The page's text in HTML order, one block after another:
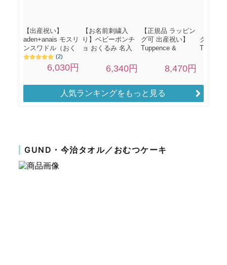
人気ランキングをもっと見る
GUND・今治タオル／おむつケーキ